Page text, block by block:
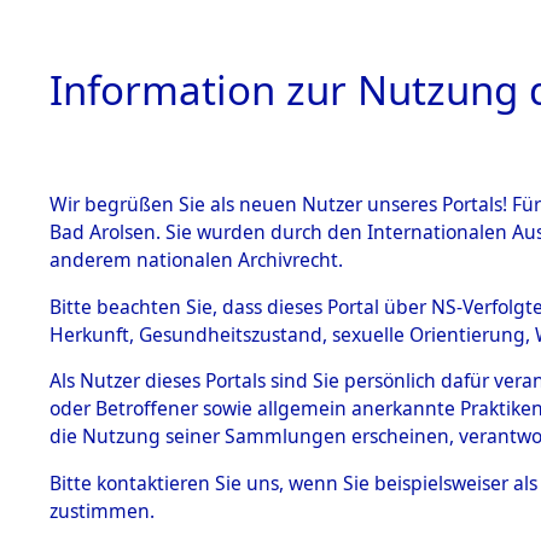
HOME
BESTÄNDE
Inhaftierungsdoku
mente
1.2.9 Beim ITS
verwahrte
1.2.9.1
Effekten aus
0003
Information zur Nutzung
Wir begrüßen Sie als neuen Nutzer unseres Portals!
Bad Arolsen. Sie wurden durch den Internationalen
anderem nationalen Archivrecht.
Bitte beachten Sie, dass dieses Portal über NS-
Herkunft, Gesundheitszustand, sexuelle
Als Nutzer dieses Portals sind Sie persönlich dafür
oder Betroffener sowie allgemein anerkannte
die Nutzung seiner Sammlungen erscheinen,
Bitte kontaktieren Sie uns, wenn Sie beispielsweiser
zustimmen.